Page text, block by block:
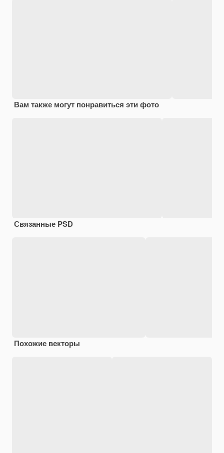
Вам также могут понравиться эти фото
Связанные PSD
Похожие векторы